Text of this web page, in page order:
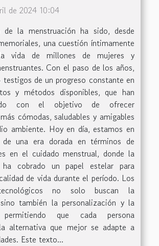
de 2024 10:04
de la menstruación ha sido, desde
una cuestión íntimamente
vida de millones de mujeres y
Con el paso de los años,
testigos de un progreso constante en
y métodos disponibles, que han
con el objetivo de ofrecer
cómodas, saludables y amigables
ambiente. Hoy en día, estamos en
una era dorada en términos de
en el cuidado menstrual, donde la
ha cobrado un papel estelar para
de vida durante el período. Los
no solo buscan la
también la personalización y la
permitiendo que cada persona
alternativa que mejor se adapte a
Este texto...